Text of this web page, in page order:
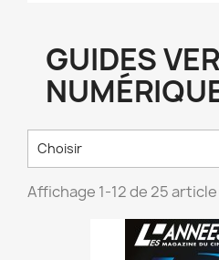
GUIDES
Choisir
Affichage 1-12 de 25